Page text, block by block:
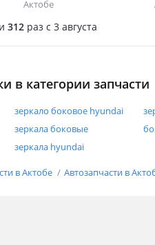
Актобе
312 раз c 3 августа
в категории запчасти
зеркало боковое hyundai
зеркала боковые
зеркала hyundai
в Актобе Автозапчасти в